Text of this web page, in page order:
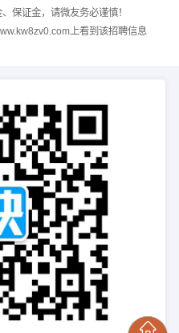
保证金，请微友务必谨慎！
上看到该招聘信息